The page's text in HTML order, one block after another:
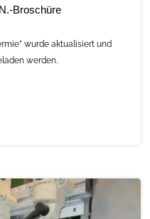
Broschüre
wurde aktualisiert und
werden.